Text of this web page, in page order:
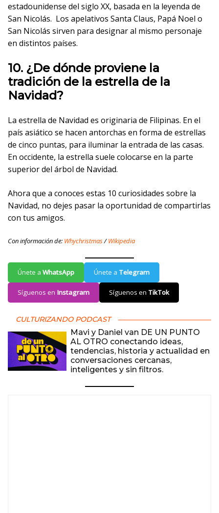
estadounidense del siglo XX, basada en la leyenda de
San Nicolás. Los apelativos Santa Claus, Papá Noel o
San Nicolás sirven para designar al mismo personaje
en distintos países.
10. ¿De dónde proviene la
tradición de la estrella de la
Navidad?
La estrella de Navidad es originaria de Filipinas. En el
país asiático se hacen antorchas en forma de estrellas
de cinco puntas, para iluminar la entrada de las casas.
En occidente, la estrella suele colocarse en la parte
superior del árbol de Navidad.
Ahora que a conoces estas 10 curiosidades sobre la
Navidad, no dejes pasar la oportunidad de compartirlas
con tus amigos.
Con información de: Whychristmas/Wikipedia
Únete a WhatsApp Únete a Telegram
Síguenos en Instagram Síguenos en TikTok
CULTURIZANDO PODCAST
Mavi y Daniel van DE UN PUNTO
AL OTRO conectando ideas,
tendencias, historia y actualidad en
conversaciones cercanas,
inteligentes y sin filtros.